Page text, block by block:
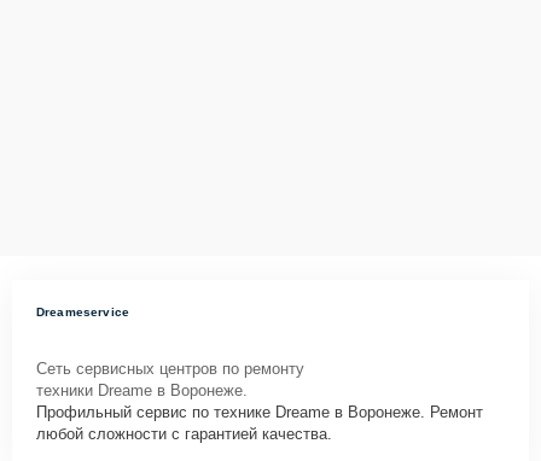
Dreameservice
Сеть сервисных центров по ремонту
техники Dreame в Воронеже.
Профильный сервис по технике Dreame в Воронеже. Ремонт
любой сложности с гарантией качества.